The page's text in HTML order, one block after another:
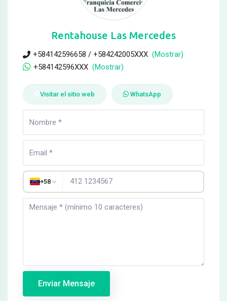
Rentahouse Las Mercedes
+584142596658 / +584242005XXX (Mostrar)
+584142596XXX (Mostrar)
Visitar el sitio web WhatsApp
+58
Enviar Mensaje